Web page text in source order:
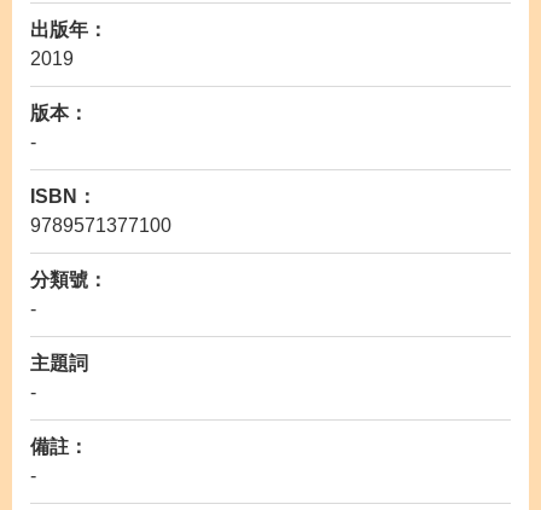
出版年：
2019
版本：
-
ISBN：
9789571377100
分類號：
-
主題詞
-
備註：
-